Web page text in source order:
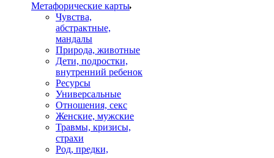
Mетафорические карты
Чувства,
абстрактные,
мандалы
Природа, животные
Дети, подростки,
внутренний ребенок
Ресурсы
Универсальные
Отношения, секс
Женские, мужские
Травмы, кризисы,
страхи
Род, предки,